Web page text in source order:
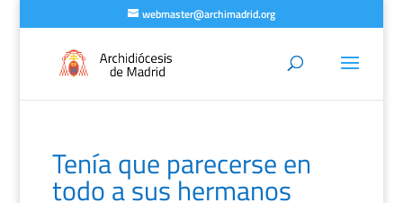
webmaster@archimadrid.org
Tenía que parecerse en
todo a sus hermanos